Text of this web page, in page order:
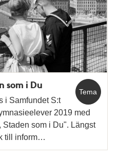
Tema
som i Du
i Samfundet S:t
2019 med
som i Du". Längst
till inform…